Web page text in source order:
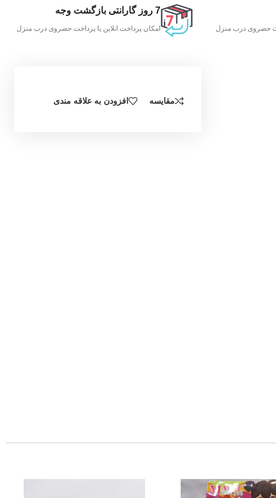
حضروی درب منزل
7 روز گارانتی بازگشت وجه
امکان پرداخت انلاین یا پرداخت حضروی درب منزل
مقایسه افزودن به علاقه مندی